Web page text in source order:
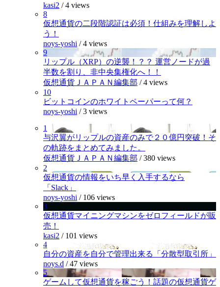
kasi2 /4 views
8
仮想通貨の二段階認証は必須！仕組みを理解しよ
う！
noys-yoshi /4 views
9
リップル（XRP）の逆襲！？？ 運営ノードが過
半数を割り、非中央集権化へ！！
仮想通貨ＪＡＰＡＮ編集部 /4 views
10
ビットコインのホワイトペーパーって何？
noys-yoshi /3 views
1
与沢翼がリップルの資産のみで２０億円突破！そ
の軌跡をまとめてみました。
仮想通貨ＪＡＰＡＮ編集部 /380 views
2
仮想通貨の情報をいち早く入手するなら
「Slack」
noys-yoshi / 106 views
3
仮想通貨マイニングマシンをゼロフィールドが販
売！
kasi2 / 101 views
4
自分の資産を自分で管理出来る「分散型取引所」
noys.d /47 views
5
ゲームして仮想通貨を稼ごう！話題の仮想通貨ゲ